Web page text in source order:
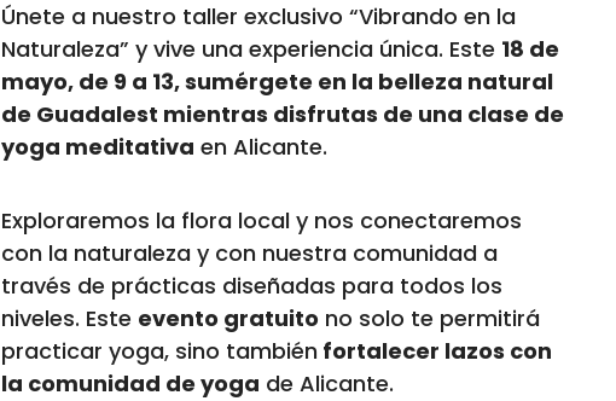
Únete a nuestro taller exclusivo “Vibrando en la
Naturaleza” y vive una experiencia única. Este 18 de
mayo, de 9 a 13, sumérgete en la belleza natural
de Guadalest mientras disfrutas de una clase de
yoga meditativa en Alicante.
Exploraremos la flora local y nos conectaremos
con la naturaleza y con nuestra comunidad a
través de prácticas diseñadas para todos los
niveles. Este evento gratuito no solo te permitirá
practicar yoga, sino también fortalecer lazos con
la comunidad de yoga de Alicante.